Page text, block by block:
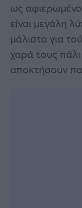
ως
είναι μεγάλη
μάλιστα για
χαρά τους
αποκτήσουν